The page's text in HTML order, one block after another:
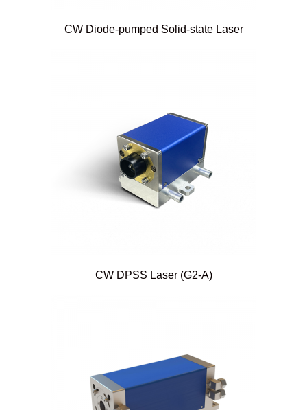
CW Diode-pumped Solid-state Laser
CW DPSS Laser (G2-A)